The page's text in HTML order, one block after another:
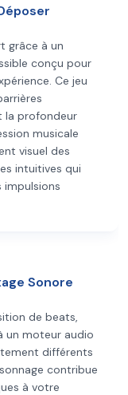
grâce à un
conçu pour
Ce jeu
la profondeur
musicale
visuel des
intuitives qui
Sonore
de beats,
un moteur audio
différents
contribue
à votre